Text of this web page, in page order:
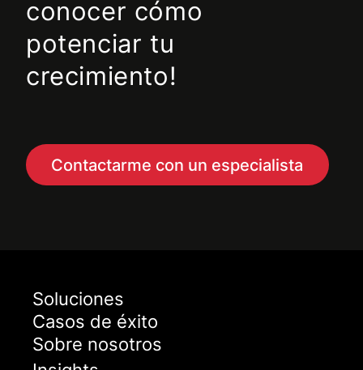
conocer cómo
potenciar tu
crecimiento!
Contactarme con un especialista
Soluciones
Casos de éxito
Sobre nosotros